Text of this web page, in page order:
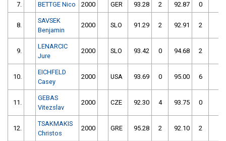
7. BETTGE Nico 2000 GER 93.28 2 92.87 0
8.
SAVSEK
Benjamin
2000 SLO 91.29 2 92.91 2
9.
LENARCIC
Jure
2000 SLO 93.42 0 94.68 2
10.
EICHFELD
Casey
2000 USA 93.69 0 95.00 6
11.
GEBAS
Vitezslav
2000 CZE 92.30 4 93.75 0
12.
TSAKMAKIS
Christos
2000 GRE 95.28 2 92.10 2